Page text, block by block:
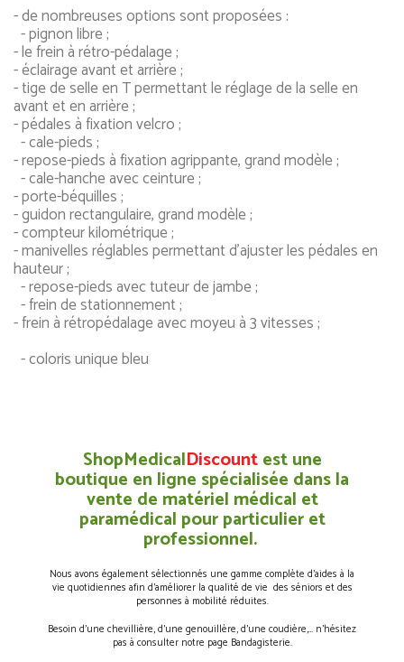
- de nombreuses options sont proposées :
- pignon libre ;
- le frein à rétro-pédalage ;
- éclairage avant et arrière ;
- tige de selle en T permettant le réglage de la selle en
avant et en arrière ;
- pédales à fixation velcro ;
- cale-pieds ;
- repose-pieds à fixation agrippante, grand modèle ;
- cale-hanche avec ceinture ;
- porte-béquilles ;
- guidon rectangulaire, grand modèle ;
- compteur kilométrique ;
- manivelles réglables permettant d'ajuster les pédales en
hauteur ;
- repose-pieds avec tuteur de jambe ;
- frein de stationnement ;
- frein à rétropédalage avec moyeu à 3 vitesses ;
- coloris unique bleu
ShopMedicalDiscountest une
boutique en ligne spécialisée dans la
vente de matériel médical et
paramédical pour particulier et
professionnel.
Nous avons également sélectionnés une gamme complète d’aides à la
vie quotidiennes afin d’améliorer la qualité de vie des séniors et des
personnes à mobilité réduites.
Besoin d’une chevillière, d’une genouillère, d’une coudière,… n’hésitez
pas à consulter notre page Bandagisterie.